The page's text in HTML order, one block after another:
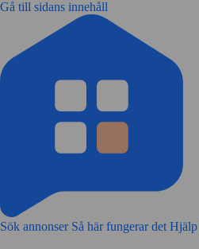
Gå till sidans innehåll
Sök annonser Så här fungerar det Hjälp